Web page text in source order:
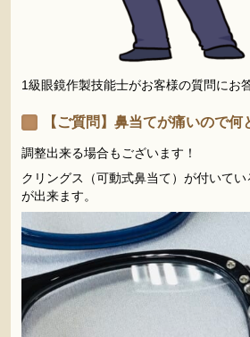
1級眼鏡作製技能士がお客様の質問にお
【ご質問】鼻当てが痛いので何
調整出来る場合もございます！
クリングス（可動式鼻当て）が付いて
が出来ます。